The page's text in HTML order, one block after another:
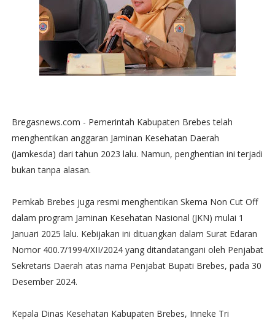
Bregasnews.com - Pemerintah Kabupaten Brebes telah
menghentikan anggaran Jaminan Kesehatan Daerah
(Jamkesda) dari tahun 2023 lalu. Namun, penghentian ini terjadi
bukan tanpa alasan.
Pemkab Brebes juga resmi menghentikan Skema Non Cut Off
dalam program Jaminan Kesehatan Nasional (JKN) mulai 1
Januari 2025 lalu. Kebijakan ini dituangkan dalam Surat Edaran
Nomor 400.7/1994/XII/2024 yang ditandatangani oleh Penjabat
Sekretaris Daerah atas nama Penjabat Bupati Brebes, pada 30
Desember 2024.
Kepala Dinas Kesehatan Kabupaten Brebes, Inneke Tri